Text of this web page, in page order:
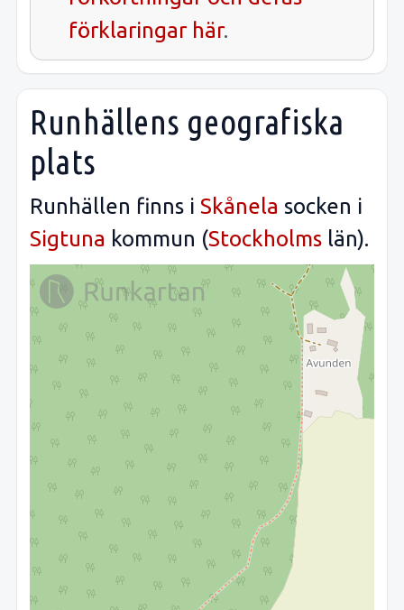
förklaringar här.
Runhällens geografiska
plats
Runhällen finns i Skånela socken i
Sigtuna kommun (Stockholms län).